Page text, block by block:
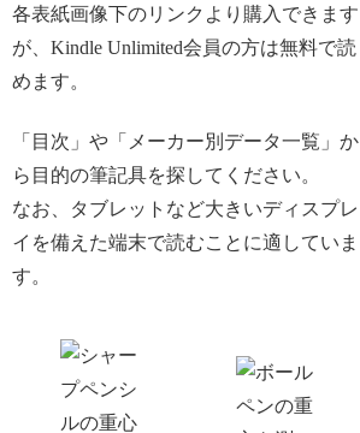
各表紙画像下のリンクより購入できます
が、Kindle Unlimited会員の方は無料で読
めます。
「目次」や「メーカー別データ一覧」か
ら目的の筆記具を探してください。
なお、タブレットなど大きいディスプレ
イを備えた端末で読むことに適していま
す。